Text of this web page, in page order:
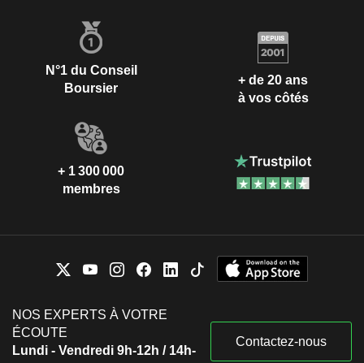
N°1 du Conseil
Boursier
+ de 20 ans
à vos côtés
+ 1 300 000
membres
NOS EXPERTS À VOTRE
ÉCOUTE
Lundi - Vendredi 9h-12h / 14h-
Contactez-nous